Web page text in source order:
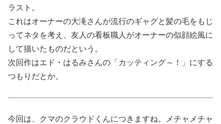
ラスト。
これはオーナーの大滝さんが流行のギャグと髪の毛をもじ
ってネタを考え、友人の看板職人がオーナーの似顔絵風に
して描いたものだという。
次回作はエド・はるみさんの「カッティング～！」にする
つもりだとか。
今回は、クマのクラウドくんにつきますね。メチャメチャ